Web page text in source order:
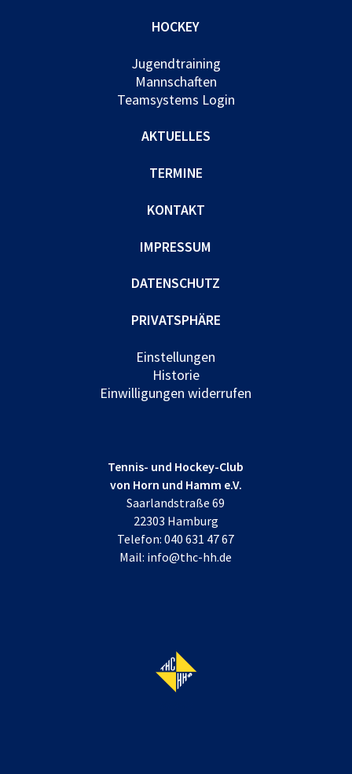
HOCKEY
Jugendtraining
Mannschaften
Teamsystems Login
AKTUELLES
TERMINE
KONTAKT
IMPRESSUM
DATENSCHUTZ
PRIVATSPHÄRE
Einstellungen
Historie
Einwilligungen widerrufen
Tennis- und Hockey-Club
von Horn und Hamm e.V.
Saarlandstraße 69
22303 Hamburg
Telefon:040 631 47 67
Mail: info@thc-hh.de